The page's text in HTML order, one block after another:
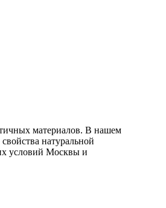
материалов. В нашем
натуральной
условий Москвы и